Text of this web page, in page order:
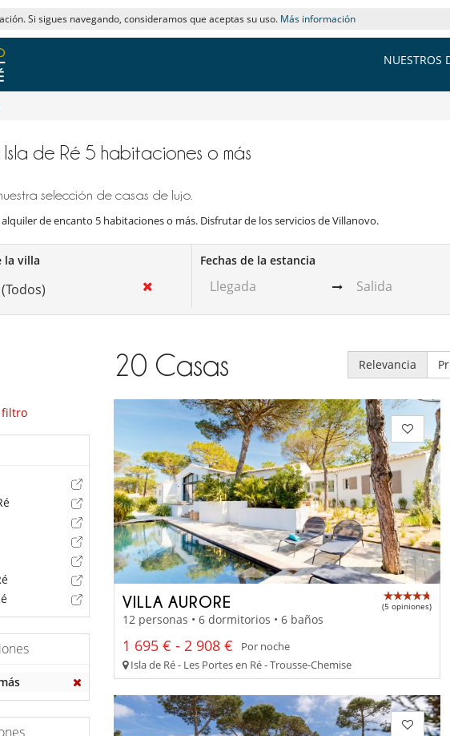
Si sigues navegando, consideramos que aceptas su uso. Más información
NUESTROS
Isla de Ré 5 habitaciones o más
selección de casas de lujo.
de encanto 5 habitaciones o más. Disfrutar de los servicios de Villanovo.
la villa Fechas de la estancia
filtro
20 Casas Relevancia
VILLA AURORE (5 opiniones)
12 personas • 6 dormitorios • 6 baños
1 695 € - 2 908 €
Por noche
Isla de Ré - Les Portes en Ré - Trousse-Chemise